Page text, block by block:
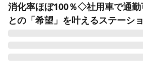
消化率ほぼ100％◇社用車で通
との「希望」を叶えるステーシ